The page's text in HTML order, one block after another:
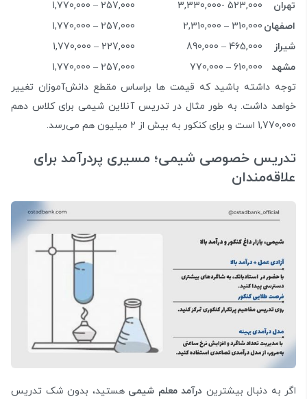
تهران
523,000 -3,330,000
257,000 – 1,770,000
اصفهان 310,000 – 2,310,000
257,000 – 1,770,000
شیراز
465,000 – 890,000
227,000 – 1,770,000
مشهد
610,000 – 770,000
257,000 – 1,770,000
توجه داشته باشید که قیمت ها براساس مقطع دانش‌آموزان تغییر
خواهد داشت. به طور مثال در تدریس آنلاین شیمی برای کلاس دهم
1,770,000 است و برای کنکور به بیش از 2 میلیون هم می‌رسد.
تدریس خصوصی شیمی؛ مسیری پردرآمد برای
علاقه‌مندان
اگر به دنبال بیشترین درآمد معلم شیمی هستید، بدون شک تدریس